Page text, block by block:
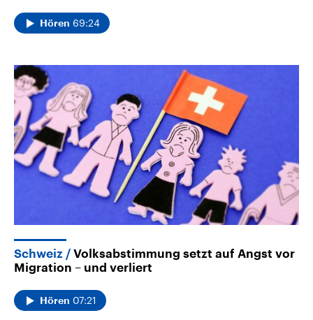
Hören 69:24
Schweiz
Volksabstimmung setzt auf Angst vor
Migration – und verliert
Hören 07:21